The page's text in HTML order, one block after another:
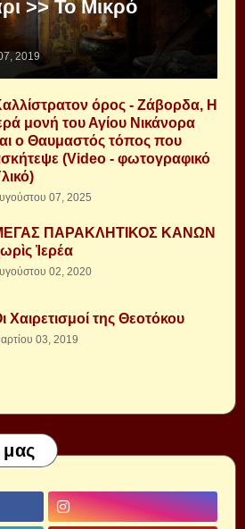
>> Το Μικρό
2019
όρος - Ζάβορδα, Η
μονή του Αγίου Νικάνορα
ο Θαυμαστός τόπος που
(Video - φωτογραφικό
07, 2025
ΠΑΡΑΚΛΗΤΙΚΟΣ ΚΑΝΩΝ
Ἱερέα
02, 2020
Χαιρετισμοί της Θεοτόκου
03, 2019
μας